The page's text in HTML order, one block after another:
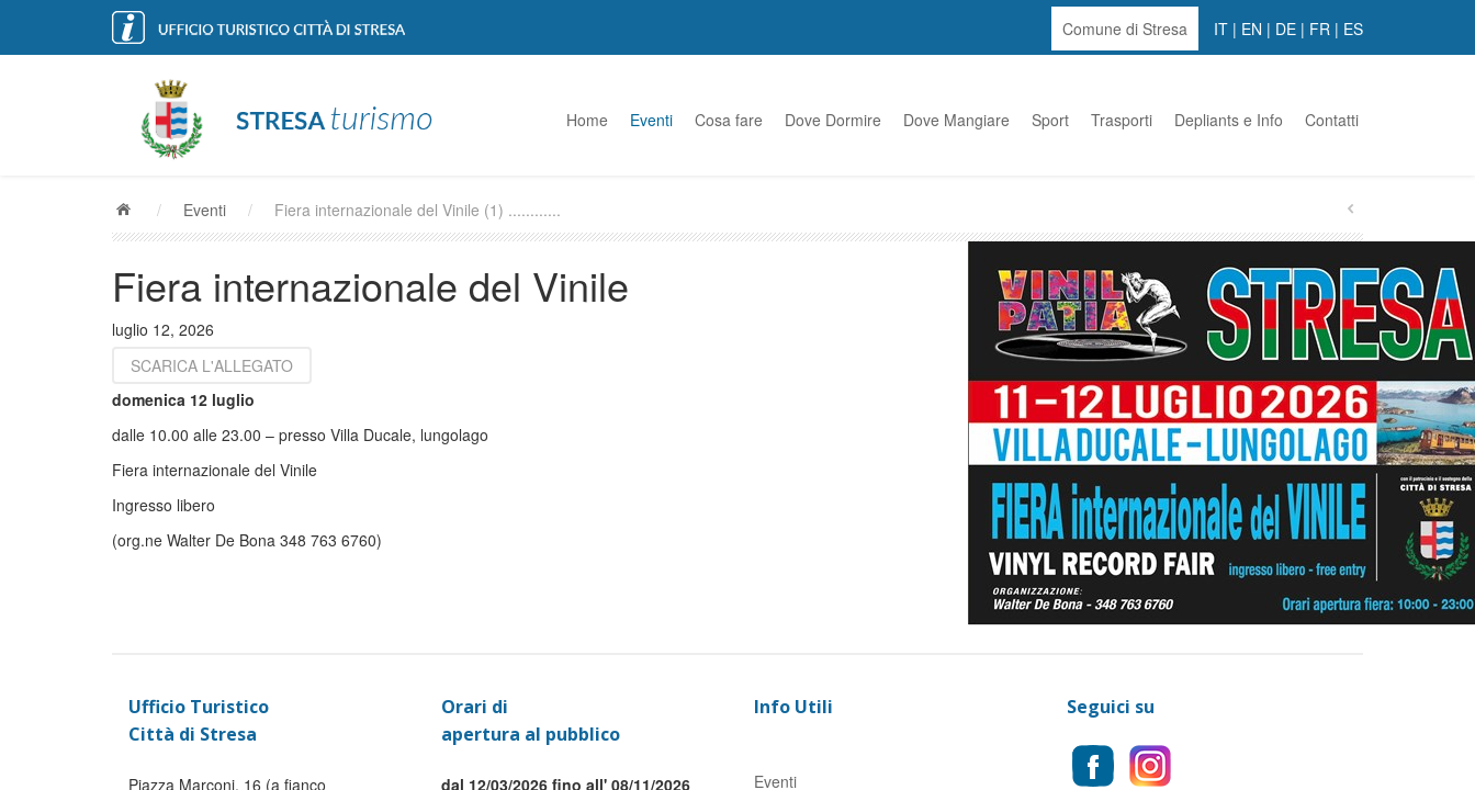
Comune di Stresa IT | EN | DE | FR | ES
Home Eventi Cosa fare Dove Dormire Dove Mangiare Sport Trasporti Depliants e Info Contatti
/ Eventi / Fiera internazionale del Vinile (1) ............
Fiera internazionale del Vinile
luglio 12, 2026
SCARICA L'ALLEGATO
domenica 12 luglio
dalle 10.00 alle 23.00 – presso Villa Ducale, lungolago
Fiera internazionale del Vinile
Ingresso libero
(org.ne Walter De Bona 348 763 6760)
Ufficio Turistico
Città di Stresa
Piazza Marconi, 16 (a fianco
Orari di
apertura al pubblico
dal 12/03/2026 fino all' 08/11/2026
Info Utili
Eventi
Seguici su